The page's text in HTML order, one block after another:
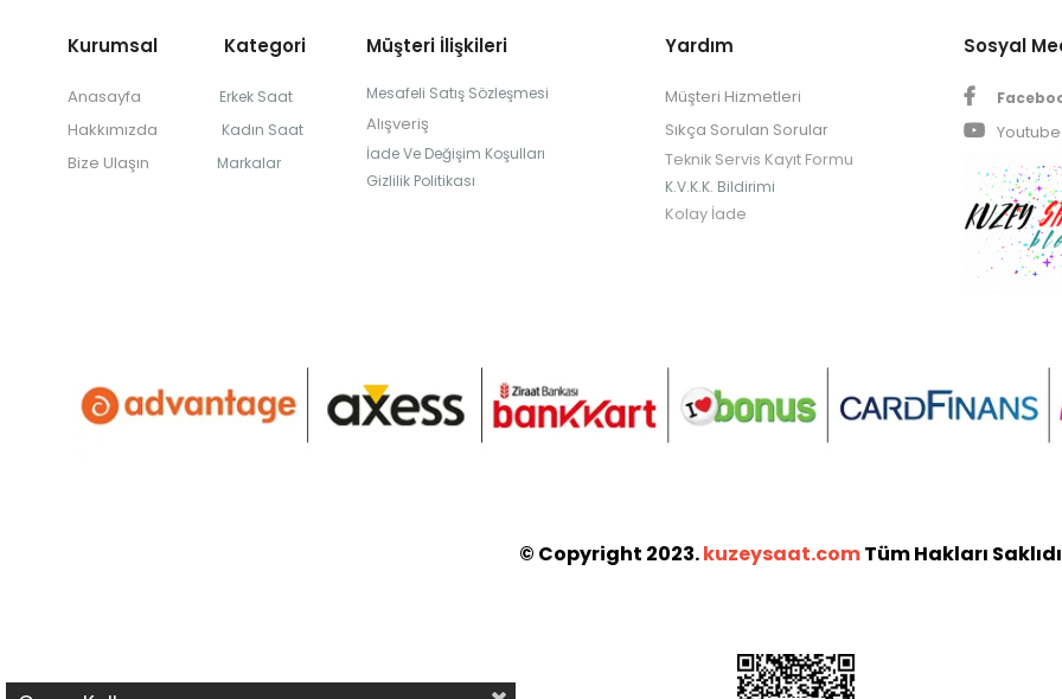
Kurumsal Kategori
Anasayfa Erkek Saat
Hakkımızda Kadın Saat
Bize Ulaşın Markalar
Müşteri İlişkileri
Mesafeli Satış Sözleşmesi
Alışveriş
İade Ve Değişim Koşulları
Gizlilik Politikası
Yardım
Müşteri Hizmetleri
Sıkça Sorulan Sorular
Teknik Servis Kayıt Formu
K.V.K.K. Bildirimi
Kolay İade
Sosyal
Youtube
© Copyright 2023.kuzeysaat.comTüm Hakları